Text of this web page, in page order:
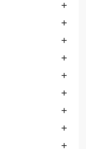








